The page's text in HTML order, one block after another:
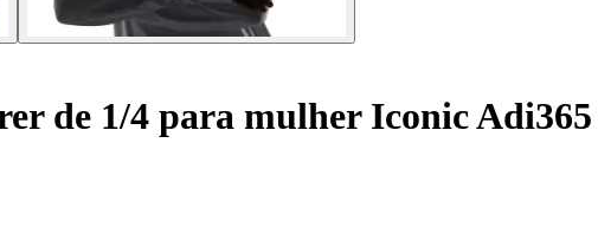
de 1/4 para mulher Iconic Adi365